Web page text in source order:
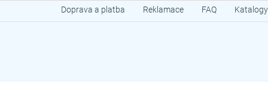
na
Doprava a platba Reklamace FAQ Katalogy